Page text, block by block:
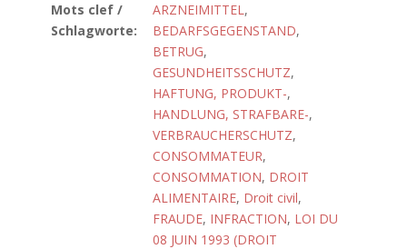
Mots clef /
Schlagworte:
ARZNEIMITTEL,
BEDARFSGEGENSTAND,
BETRUG,
GESUNDHEITSSCHUTZ,
HAFTUNG, PRODUKT-,
HANDLUNG, STRAFBARE-,
VERBRAUCHERSCHUTZ,
CONSOMMATEUR,
CONSOMMATION, DROIT
ALIMENTAIRE, Droit civil,
FRAUDE, INFRACTION, LOI DU
08 JUIN 1993 (DROIT